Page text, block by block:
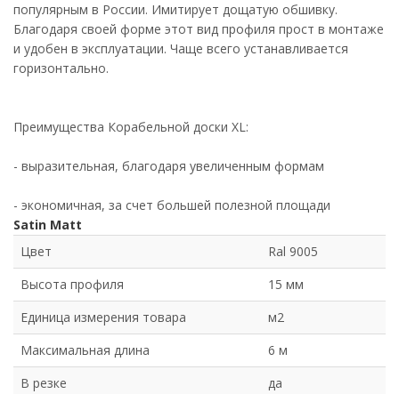
популярным в России. Имитирует дощатую обшивку.
Благодаря своей форме этот вид профиля прост в монтаже
и удобен в эксплуатации. Чаще всего устанавливается
горизонтально.
Преимущества Корабельной доски XL:
- выразительная, благодаря увеличенным формам
- экономичная, за счет большей полезной площади
Satin Matt
Цвет
Ral 9005
Высота профиля
15 мм
Единица измерения товара
м2
Максимальная длина
6 м
В резке
да